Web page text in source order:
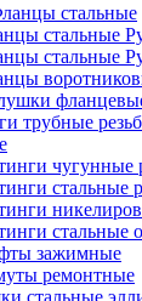
стальные
стальные
стальные
чугунные
стальные
стальные
зажимные
ремонтные